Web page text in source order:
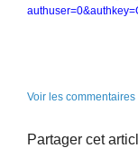
Voir les commentaires
Partager cet